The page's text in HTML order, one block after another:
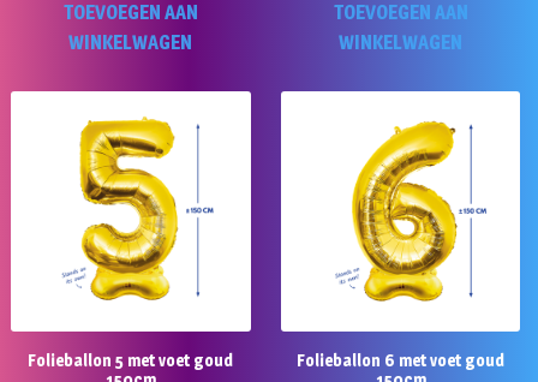
TOEVOEGEN AAN
WINKELWAGEN
TOEVOEGEN AAN
WINKELWAGEN
Folieballon 5 met voet goud
Folieballon 6 met voet goud